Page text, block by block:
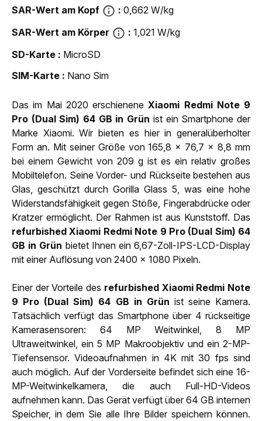
SAR-Wert am Kopf
0,662 W/kg
SAR-Wert am Körper
1,021 W/kg
SD-Karte
MicroSD
SIM-Karte
Nano Sim
Das im Mai 2020 erschieneneXiaomi Redmi Note 9
Pro (Dual Sim) 64 GB in Grün ist ein Smartphone der
Marke Xiaomi. Wir bieten es hier in generalüberholter
Form an. Mit seiner Größe von 165,8 x 76,7 x 8,8 mm
bei einem Gewicht von 209 g ist es ein relativ großes
Mobiltelefon. Seine Vorder- und Rückseite bestehen aus
Glas, geschützt durch Gorilla Glass 5, was eine hohe
Widerstandsfähigkeit gegen Stöße, Fingerabdrücke oder
Kratzer ermöglicht. Der Rahmen ist aus Kunststoff. Das
refurbished Xiaomi Redmi Note 9 Pro (Dual Sim) 64
GB in Grün bietet Ihnen ein 6,67-Zoll-IPS-LCD-Display
mit einer Auflösung von 2400 x 1080 Pixeln.
Einer der Vorteile des refurbished Xiaomi Redmi Note
9 Pro (Dual Sim) 64 GB in Grün ist seine Kamera.
Tatsächlich verfügt das Smartphone über 4 rückseitige
Kamerasensoren: 64 MP Weitwinkel, 8 MP
Ultraweitwinkel, ein 5 MP Makroobjektiv und ein 2-MP-
Tiefensensor. Videoaufnahmen in 4K mit 30 fps sind
auch möglich. Auf der Vorderseite befindet sich eine 16-
MP-Weitwinkelkamera, die auch Full-HD-Videos
aufnehmen kann. Das Gerät verfügt über 64 GB internen
Speicher, in dem Sie alle Ihre Bilder speichern können.